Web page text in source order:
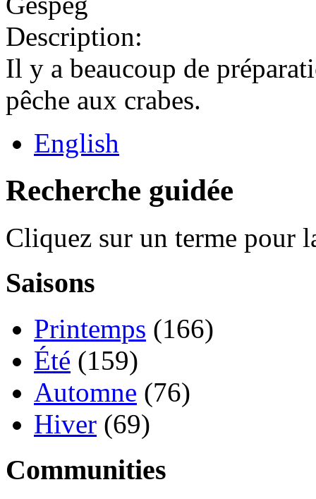
Description:
Il y a beaucoup de
pêche aux crabes.
English
Recherche guidée
Cliquez sur un terme pour
Saisons
Printemps (166)
Été (159)
Automne (76)
Hiver (69)
Communities